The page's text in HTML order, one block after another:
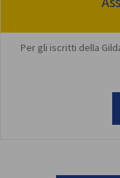
Per gli iscritti della